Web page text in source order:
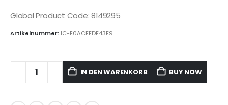
Global Product Code: 8149295
Artikelnummer: IC-E0ACFFDF43F9
IN DEN WARENKORB BUY NOW